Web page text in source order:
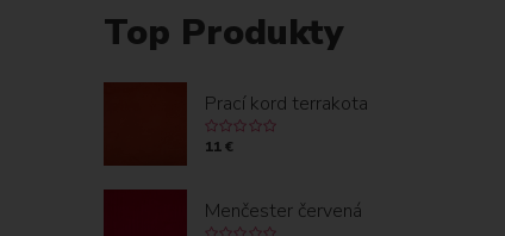
Top Produkty
Prací kord terrakota
11 €
Menčester červená